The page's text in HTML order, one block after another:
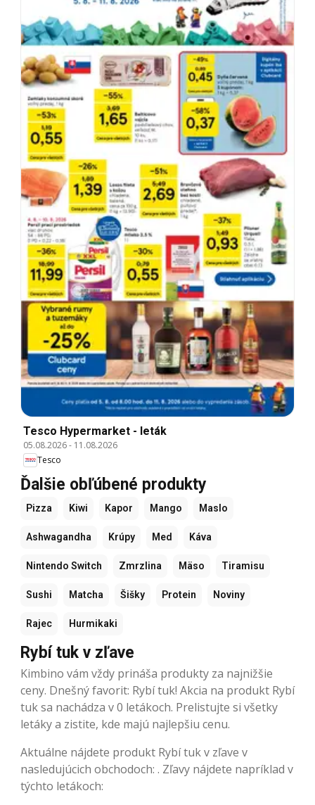
Tesco Hypermarket - leták
05.08.2026- 11.08.2026
Tesco
Ďalšie obľúbené produkty
Pizza Kiwi Kapor Mango Maslo
Ashwagandha Krúpy Med Káva
Nintendo Switch Zmrzlina Mäso Tiramisu
Sushi Matcha Šišky Protein Noviny
Rajec Hurmikaki
Rybí tuk v zľave
Kimbino vám vždy prináša produkty za najnižšie
ceny. Dnešný favorit: Rybí tuk! Akcia na produkt Rybí
tuk sa nachádza v 0 letákoch. Prelistujte si všetky
letáky a zistite, kde majú najlepšiu cenu.
Aktuálne nájdete produkt Rybí tuk v zľave v
nasledujúcich obchodoch: . Zľavy nájdete napríklad v
týchto letákoch: